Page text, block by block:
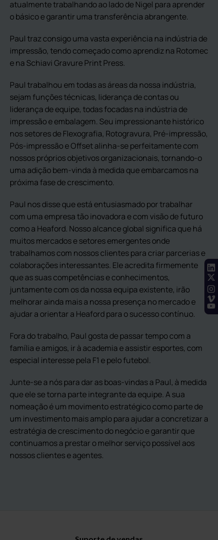
atualmente trabalhando ao lado de Nigel para aprender
o básico e garantir uma transferência abrangente.
Paul traz consigo uma vasta experiência na indústria de
impressão, tendo começado como aprendiz na Rotomec
e na Schiavi Gravure Print Press.
Paul trabalhou em todas as áreas da nossa indústria,
sejam funções técnicas, liderança de contas ou
liderança de equipe, todas focadas na indústria de
impressão e embalagem. Seu impressionante histórico
nos setores de Flexografia, Rotogravura, Pré-impressão,
Pós-impressão e Offset alinha-se perfeitamente com
nossos próprios objetivos organizacionais, tornando-o
uma adição bem-vinda à medida que embarcamos na
próxima fase de crescimento.
Paul nos disse que está entusiasmado por trabalhar
com uma empresa tão inovadora e com visão de futuro
como a Heaford. Nosso alcance global significa que há
muitos mercados e setores emergentes onde
trabalhamos com nossos clientes para criar parcerias e
colaborações interessantes. Ele acredita firmemente
que as suas competências e conhecimentos,
juntamente com os da nossa equipa existente, irão
melhorar ainda mais a nossa presença no mercado e
ajudar a orientar a Heaford para o sucesso contínuo.
Fora do trabalho, Paul gosta de passar tempo com a
família e amigos, ir à academia e assistir esportes, com
especial interesse pela F1 e pelo futebol.
Junte-se a nós para dar as boas-vindas a Paul, à medida
que ele se torna parte integrante da equipe. A sua
nomeação é um movimento estratégico como parte de
um investimento mais amplo para ajudar a concretizar a
estratégia de crescimento do negócio e garantir que
continuamos a prestar o melhor serviço possível aos
nossos clientes e agentes.